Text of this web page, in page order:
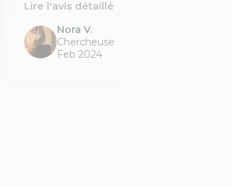
Lire l'avis détaillé
Nora V.
Chercheuse
Feb 2024